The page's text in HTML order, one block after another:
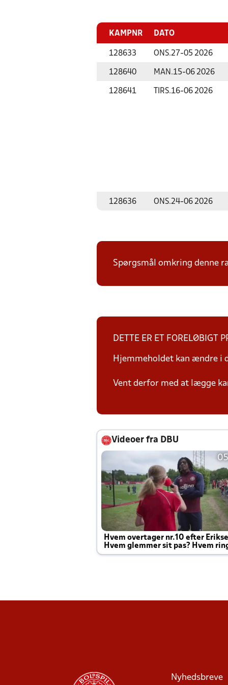
KAMPNR DATO
128633 ONS.27-05 2026
128640 MAN.15-06 2026
128641 TIRS.16-06 2026
128636 ONS.24-06 2026
Spørgsmål omkring denne
DETTE ER ET FORELØBIGT
Hjemmeholdet kan ændre i
Vent derfor med at lægge
Videoer fra DBU
Hvem overtager nr.10 efter
Hvem glemmer sit pas? Hvem
Joachim altid til efter kampe?
Nyhedsbreve